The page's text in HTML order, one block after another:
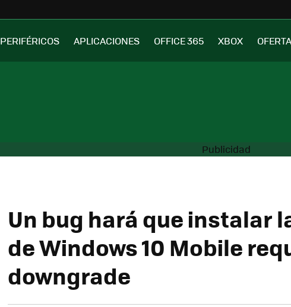
PERIFÉRICOS APLICACIONES OFFICE 365 XBOX
Un bug hará que instalar
de Windows 10 Mobile
downgrade